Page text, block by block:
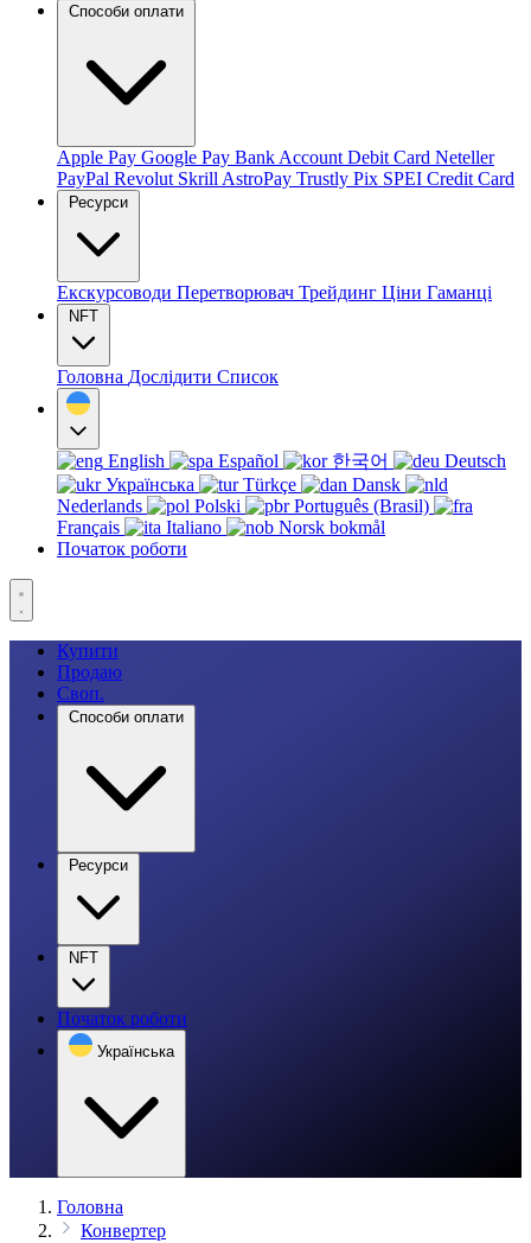
Способи оплати
Apple Pay Google Pay Bank Account Debit Card Neteller
PayPal Revolut Skrill AstroPay Trustly Pix SPEI Credit Card
Ресурси
Екскурсоводи Перетворювач Трейдинг Ціни Гаманці
NFT
Головна Дослідити Список
English Español 한국어
Deutsch
Українська
Türkçe
Dansk
Nederlands
Polski
Português (Brasil)
Français
Italiano
Norsk bokmål
Початок роботи
Купити
Продаю
Своп.
Способи оплати
Ресурси
NFT
Початок роботи
Українська
Головна
Конвертер